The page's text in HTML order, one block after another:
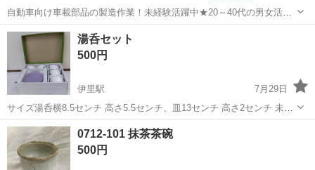
自動車向け車載部品の製造作業！未経験活躍中★20～40代の男女活躍
中！友達同士での応募OK！備品付きワンルーム寮費無料！赴任旅費会
社負担！生活支援物資事前対応可◎格安食堂利用可！年間休日135日
♪《山口県山口市》 人気の工...
山口 山口市 大歳駅
湯呑セット
500円
伊里駅
7月29日
サイズ湯呑横8.5センチ 高さ5.5センチ、皿13センチ 高さ2センチ 未使
用岡山 備前市 食器
0712-101 抹茶茶碗
500円